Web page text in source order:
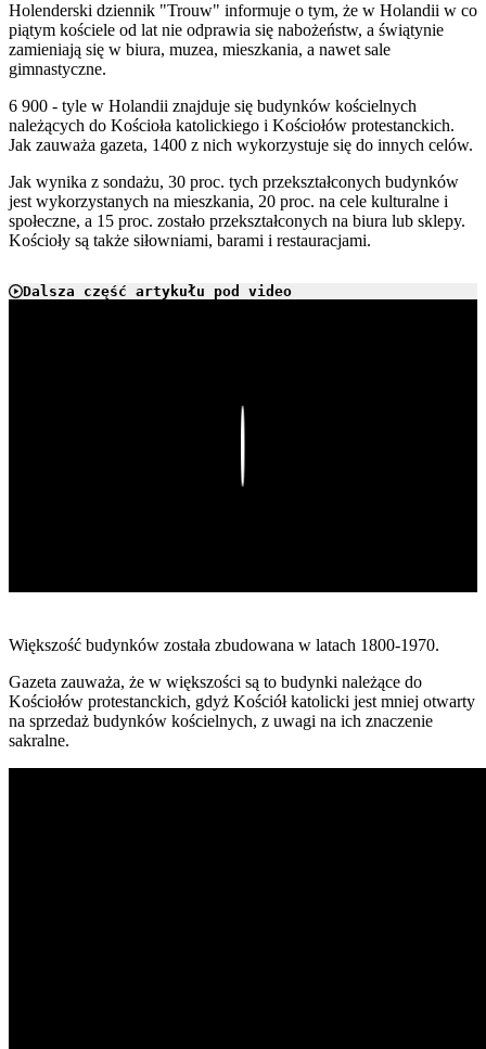
Holenderski dziennik "Trouw" informuje o tym, że w Holandii w co
piątym kościele od lat nie odprawia się nabożeństw, a świątynie
zamieniają się w biura, muzea, mieszkania, a nawet sale
gimnastyczne.
6 900 - tyle w Holandii znajduje się budynków kościelnych
należących do Kościoła katolickiego i Kościołów protestanckich.
Jak zauważa gazeta, 1400 z nich wykorzystuje się do innych celów.
Jak wynika z sondażu, 30 proc. tych przekształconych budynków
jest wykorzystanych na mieszkania, 20 proc. na cele kulturalne i
społeczne, a 15 proc. zostało przekształconych na biura lub sklepy.
Kościoły są także siłowniami, barami i restauracjami.
Dalsza część artykułu pod video
Większość budynków została zbudowana w latach 1800-1970.
Gazeta zauważa, że w większości są to budynki należące do
Kościołów protestanckich, gdyż Kościół katolicki jest mniej otwarty
na sprzedaż budynków kościelnych, z uwagi na ich znaczenie
sakralne.